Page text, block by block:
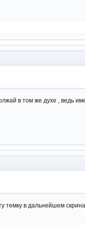
в том же духе , ведь
темку в дальнейшем